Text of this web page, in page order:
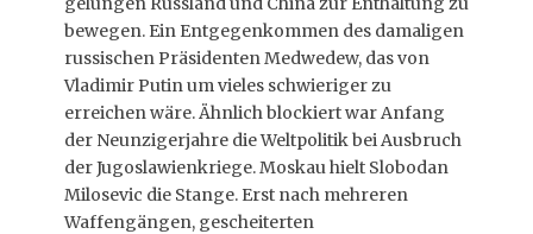
bewegen. Ein Entgegenkommen des damaligen
russischen Präsidenten Medwedew, das von
Vladimir Putin um vieles schwieriger zu
erreichen wäre. Ähnlich blockiert war Anfang
der Neunzigerjahre die Weltpolitik bei Ausbruch
der Jugoslawienkriege. Moskau hielt Slobodan
Milosevic die Stange. Erst nach mehreren
Waffengängen, gescheiterten